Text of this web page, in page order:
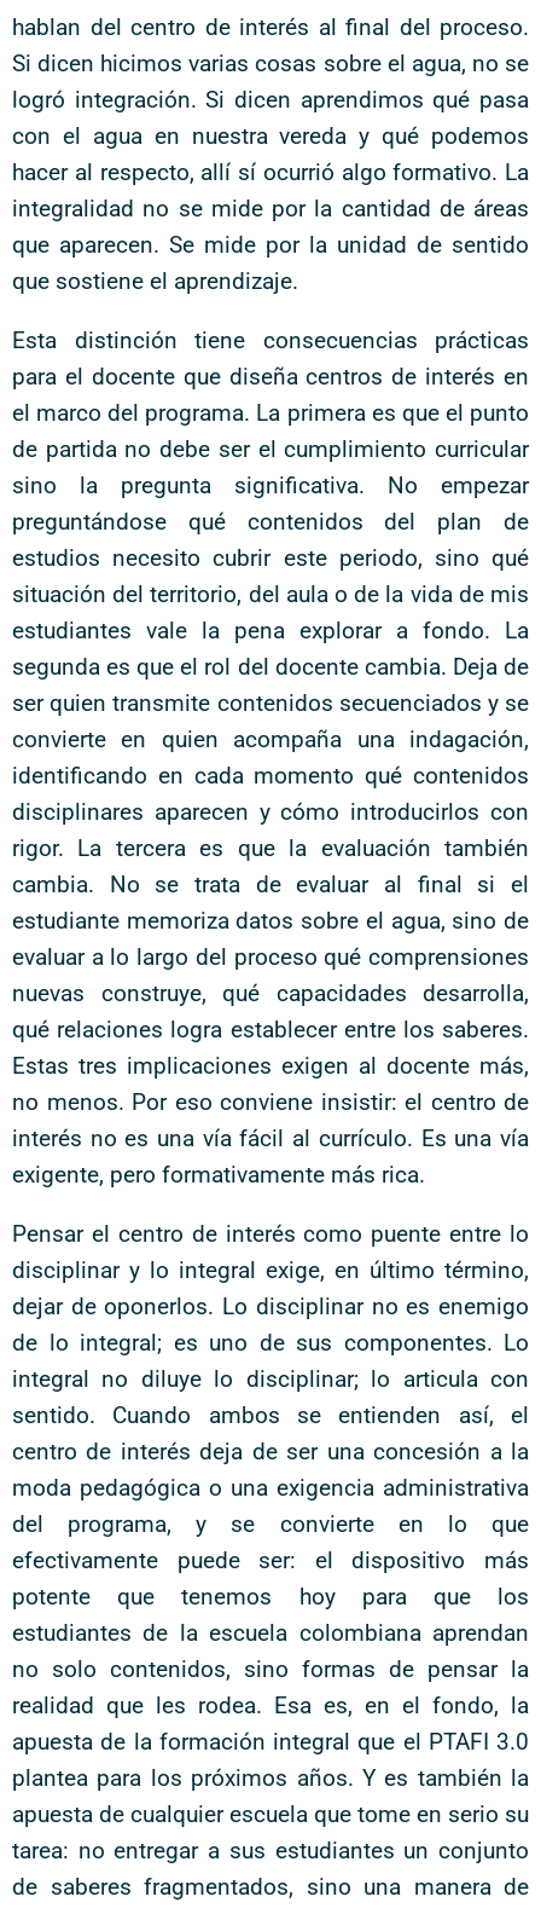
hablan del centro de interés al final del proceso.
Si dicen hicimos varias cosas sobre el agua, no se
logró integración. Si dicen aprendimos qué pasa
con el agua en nuestra vereda y qué podemos
hacer al respecto, allí sí ocurrió algo formativo. La
integralidad no se mide por la cantidad de áreas
que aparecen. Se mide por la unidad de sentido
que sostiene el aprendizaje.
Esta distinción tiene consecuencias prácticas
para el docente que diseña centros de interés en
el marco del programa. La primera es que el punto
de partida no debe ser el cumplimiento curricular
sino la pregunta significativa. No empezar
preguntándose qué contenidos del plan de
estudios necesito cubrir este periodo, sino qué
situación del territorio, del aula o de la vida de mis
estudiantes vale la pena explorar a fondo. La
segunda es que el rol del docente cambia. Deja de
ser quien transmite contenidos secuenciados y se
convierte en quien acompaña una indagación,
identificando en cada momento qué contenidos
disciplinares aparecen y cómo introducirlos con
rigor. La tercera es que la evaluación también
cambia. No se trata de evaluar al final si el
estudiante memoriza datos sobre el agua, sino de
evaluar a lo largo del proceso qué comprensiones
nuevas construye, qué capacidades desarrolla,
qué relaciones logra establecer entre los saberes.
Estas tres implicaciones exigen al docente más,
no menos. Por eso conviene insistir: el centro de
interés no es una vía fácil al currículo. Es una vía
exigente, pero formativamente más rica.
Pensar el centro de interés como puente entre lo
disciplinar y lo integral exige, en último término,
dejar de oponerlos. Lo disciplinar no es enemigo
de lo integral; es uno de sus componentes. Lo
integral no diluye lo disciplinar; lo articula con
sentido. Cuando ambos se entienden así, el
centro de interés deja de ser una concesión a la
moda pedagógica o una exigencia administrativa
del programa, y se convierte en lo que
efectivamente puede ser: el dispositivo más
potente que tenemos hoy para que los
estudiantes de la escuela colombiana aprendan
no solo contenidos, sino formas de pensar la
realidad que les rodea. Esa es, en el fondo, la
apuesta de la formación integral que el PTAFI 3.0
plantea para los próximos años. Y es también la
apuesta de cualquier escuela que tome en serio su
tarea: no entregar a sus estudiantes un conjunto
de saberes fragmentados, sino una manera de